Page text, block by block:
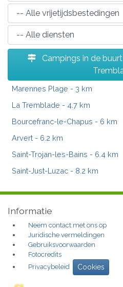
Campings in de
Marennes Plage - 3 km
La Tremblade - 4.7 km
Bourcefranc-le-Chapus - 6 km
Arvert - 6.2 km
Saint-Trojan-les-Bains - 6.4 km
Saint-Just-Luzac - 8.2 km
Informatie
Neem contact met ons op
Juridische vermeldingen
Gebruiksvoorwaarden
Fotocredits
Privacybeleid
Cookies